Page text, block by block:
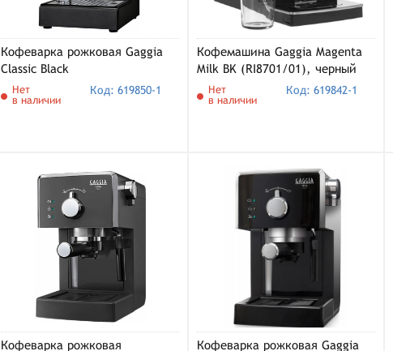
Кофеварка рожковая Gaggia
Classic Black
Нет
в наличии
Код: 619850-1
Кофемашина Gaggia Magenta
Milk BK (RI8701/01), черный
Нет
в наличии
Код: 619842-1
Кофеварка рожковая
Кофеварка рожковая Gaggia